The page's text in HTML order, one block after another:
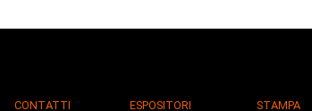
CONTATTI
ESPOSITORI
STAMPA